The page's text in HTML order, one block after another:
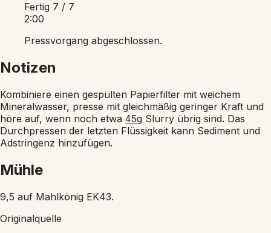
Fertig 7 / 7
2:00
Pressvorgang abgeschlossen.
Notizen
Kombiniere einen gespülten Papierfilter mit weichem
Mineralwasser, presse mit gleichmäßig geringer Kraft und
höre auf, wenn noch etwa 45g Slurry übrig sind. Das
Durchpressen der letzten Flüssigkeit kann Sediment und
Adstringenz hinzufügen.
Mühle
9,5 auf Mahlkönig EK43.
Originalquelle